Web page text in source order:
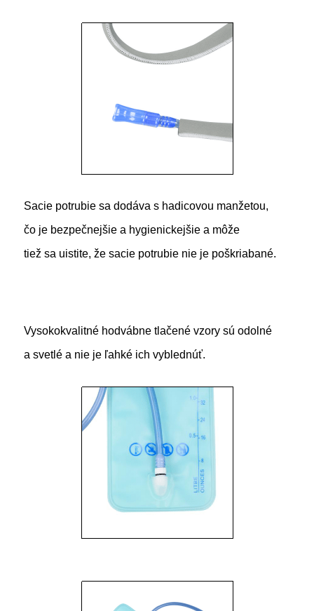
Sacie potrubie sa dodáva s hadicovou manžetou,
čo je bezpečnejšie a hygienickejšie a môže
tiež sa uistite, že sacie potrubie nie je poškriabané.
Vysokokvalitné hodvábne tlačené vzory sú odolné
a svetlé a nie je ľahké ich vyblednúť.